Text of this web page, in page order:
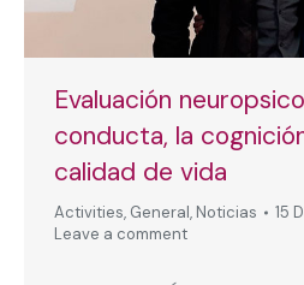
Evaluación
conducta, la
calidad de vida
Activities, General, Noticias
15
Leave a comment